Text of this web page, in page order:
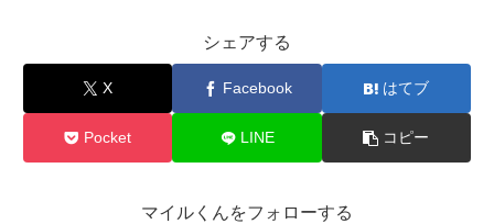
シェアする
X Facebook はてブ
Pocket LINE コピー
マイルくんをフォローする